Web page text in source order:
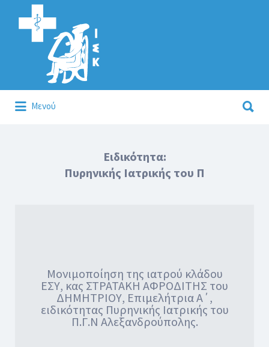
Αναζήτηση
για:
Μενού
για:
Ειδικότητα:
Πυρηνικής Ιατρικής του Π
Μονιμοποίηση της ιατρού κλάδου
ΕΣΥ, κας ΣΤΡΑΤΑΚΗ ΑΦΡΟΔΙΤΗΣ του
ΔΗΜΗΤΡΙΟΥ, Επιμελήτρια Α΄,
ειδικότητας Πυρηνικής Ιατρικής του
Π.Γ.Ν Αλεξανδρούπολης.